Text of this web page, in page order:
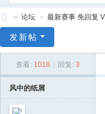
线
» 论坛 › 最新赛事 免回复
发新帖
查看: 1018 回复: 3
风中的纸屑